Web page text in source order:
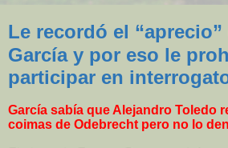
Le recordó el “aprecio”
García y por eso le
participar en
García sabía que Alejandro Toledo
coimas de Odebrecht pero no lo